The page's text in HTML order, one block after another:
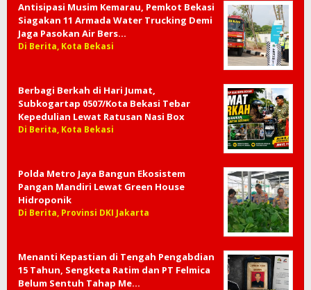
Antisipasi Musim Kemarau, Pemkot Bekasi
Siagakan 11 Armada Water Trucking Demi
Jaga Pasokan Air Bers…
Di Berita, Kota Bekasi
Berbagi Berkah di Hari Jumat,
Subkogartap 0507/Kota Bekasi Tebar
Kepedulian Lewat Ratusan Nasi Box
Di Berita, Kota Bekasi
Polda Metro Jaya Bangun Ekosistem
Pangan Mandiri Lewat Green House
Hidroponik
Di Berita, Provinsi DKI Jakarta
Menanti Kepastian di Tengah Pengabdian
15 Tahun, Sengketa Ratim dan PT Felmica
Belum Sentuh Tahap Me…